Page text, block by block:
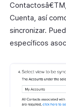
Cuenta, así
sincronizar.
específicos